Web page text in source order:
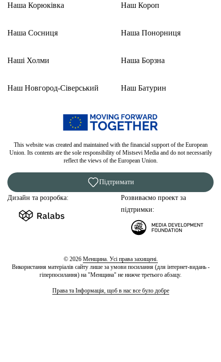
Наша Корюківка
Наша Сосниця
Наші Холми
Наш Новгород-Сіверський
Наш Короп
Наша Понорниця
Наша Борзна
Наш Батурин
This website was created and maintained with the financial support of the European
Union. Its contents are the sole responsibility of Mistsevi Media and do not necessarily
reflect the views of the European Union.
Підтримати
Дизайн та розробка:
Розвиваємо проект за
підтримки:
© 2026 Менщина. Усі права захищені.
Використання матеріалів сайту лише за умови посилання (для інтернет-видань -
гіперпосилання) на "Менщина" не нижче третього абзацу.
Права та Інформація, щоб в нас все було добре